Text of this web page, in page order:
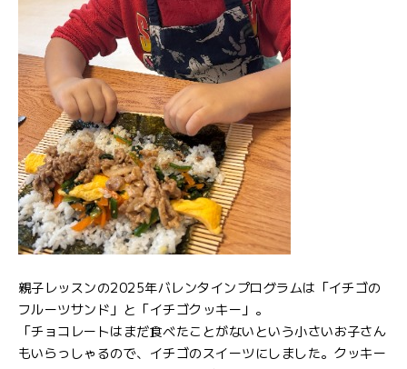
親子レッスンの2025年バレンタインプログラムは「イチゴの
フルーツサンド」と「イチゴクッキー」。
「チョコレートはまだ食べたことがないという小さいお子さん
もいらっしゃるので、イチゴのスイーツにしました。クッキー